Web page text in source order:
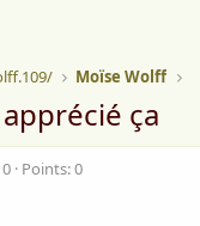
Moïse Wolff
ça
0 Points 0